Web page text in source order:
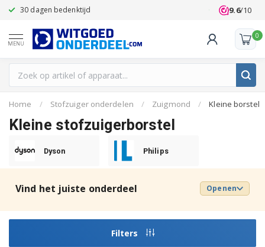
30 dagen bedenktijd Klanten
9.6/10
MENU
0
Home / Stofzuiger onderdelen / Zuigmond / Kleine borstel
Kleine stofzuigerborstel
Dyson Philips
Vind het juiste onderdeel Openen
Filters